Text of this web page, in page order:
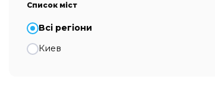
Список міст
Всі регіони
Киев